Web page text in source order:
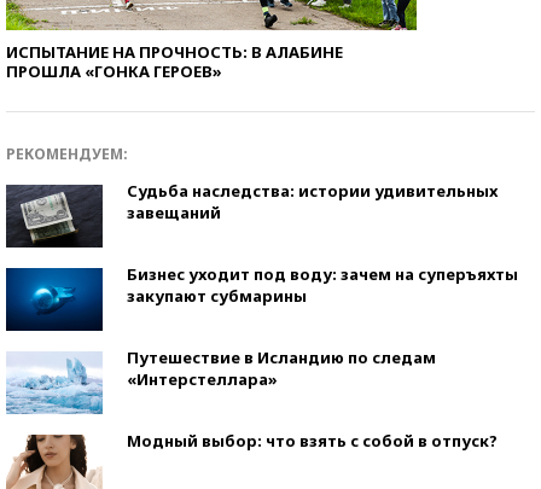
ИСПЫТАНИЕ НА ПРОЧНОСТЬ: В АЛАБИНЕ
ПРОШЛА «ГОНКА ГЕРОЕВ»
РЕКОМЕНДУЕМ:
Судьба наследства: истории удивительных
завещаний
Бизнес уходит под воду: зачем на суперъяхты
закупают субмарины
Путешествие в Исландию по следам
«Интерстеллара»
Модный выбор: что взять с собой в отпуск?